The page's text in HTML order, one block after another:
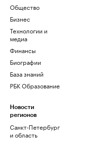
Общество
Бизнес
Технологии и
медиа
Финансы
Биографии
База знаний
РБК Образование
Новости
регионов
Санкт-Петербург
и область